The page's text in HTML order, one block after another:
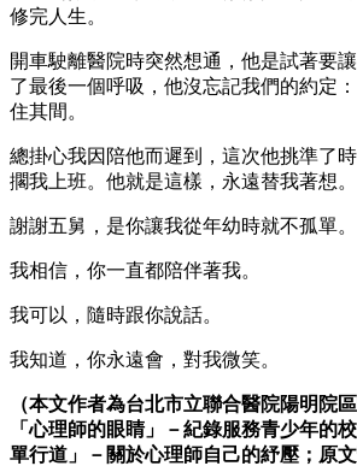
修完人生。
開車駛離醫院時突然想通，他是試著要
了最後一個呼吸，他沒忘記我們的約定
住其間。
總掛心我因陪他而遲到，這次他挑準了
擱我上班。他就是這樣，永遠替我著想。
謝謝五舅，是你讓我從年幼時就不孤單。
我相信，你一直都陪伴著我。
我可以，隨時跟你說話。
我知道，你永遠會，對我微笑。
（本文作者為台北市立聯合醫院陽明院
「心理師的眼睛」－紀錄服務青少年的
單行道」－關於心理師自己的紓壓；原